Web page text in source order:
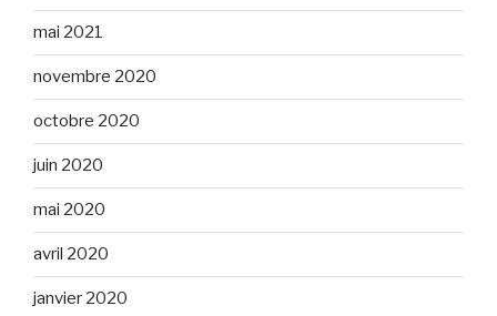
mai 2021
novembre 2020
octobre 2020
juin 2020
mai 2020
avril 2020
janvier 2020